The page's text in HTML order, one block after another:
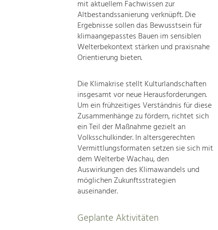
mit aktuellem Fachwissen zur
Altbestandssanierung verknüpft. Die
Ergebnisse sollen das Bewusstsein für
klimaangepasstes Bauen im sensiblen
Welterbekontext stärken und praxisnahe
Orientierung bieten.
Die Klimakrise stellt Kulturlandschaften
insgesamt vor neue Herausforderungen.
Um ein frühzeitiges Verständnis für diese
Zusammenhänge zu fördern, richtet sich
ein Teil der Maßnahme gezielt an
Volksschulkinder. In altersgerechten
Vermittlungsformaten setzen sie sich mit
dem Welterbe Wachau, den
Auswirkungen des Klimawandels und
möglichen Zukunftsstrategien
auseinander.
Geplante Aktivitäten